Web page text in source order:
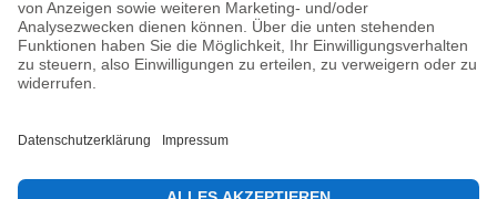
Unsere Prüfsiegel